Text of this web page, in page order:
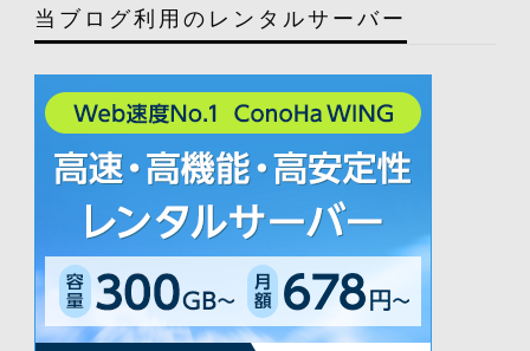
当ブログ利用のレンタルサーバー